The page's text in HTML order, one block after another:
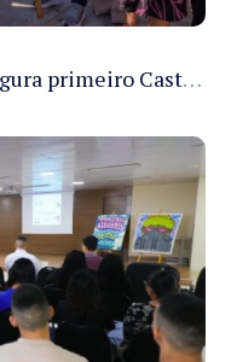
Governo do Amazonas inaugura primeiro Castramóvel Fluvial para atendimento veterinário às comunidades ribeirinhas e castração gratuita